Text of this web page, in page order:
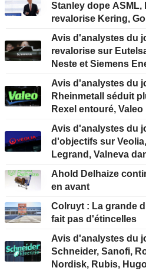
Stanley dope ASML,
revalorise Kering,
Avis d'analystes du
revalorise sur
Neste et Siemens
Avis d'analystes du
Rheinmetall séduit
Rexel entouré, Valeo
Avis d'analystes du
d'objectifs sur
Legrand, Valneva
Ahold Delhaize
en avant
Colruyt : La grande
fait pas d'étincelles
Avis d'analystes du
Schneider, Sanofi,
Nordisk, Rubis,